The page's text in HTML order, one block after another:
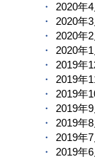
2020年4
2020年3
2020年2
2020年1
2019年
2019年
2019年
2019年9
2019年8
2019年7
2019年6